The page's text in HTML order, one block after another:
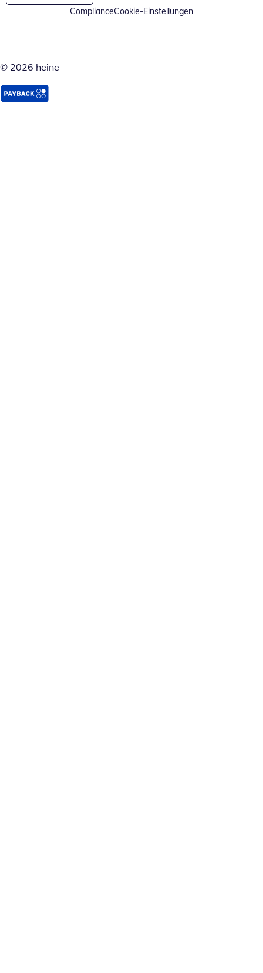
ComplianceCookie-Einstellungen
© 2026 heine